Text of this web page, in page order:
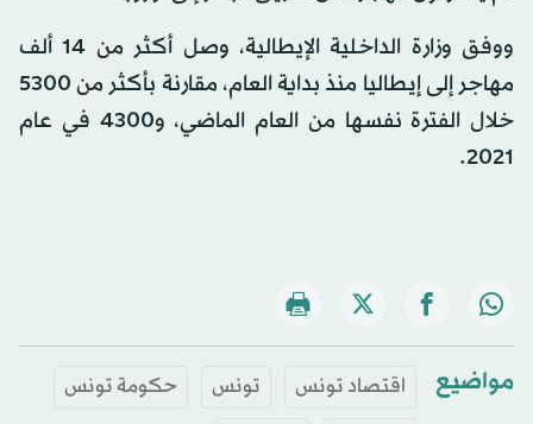
ووفق وزارة الداخلية الإيطالية، وصل أكثر من 14 ألف
مهاجر إلى إيطاليا منذ بداية العام، مقارنة بأكثر من 5300
خلال الفترة نفسها من العام الماضي، و4300 في عام
2021.
مواضيع اقتصاد تونس تونس
حكومة تونس